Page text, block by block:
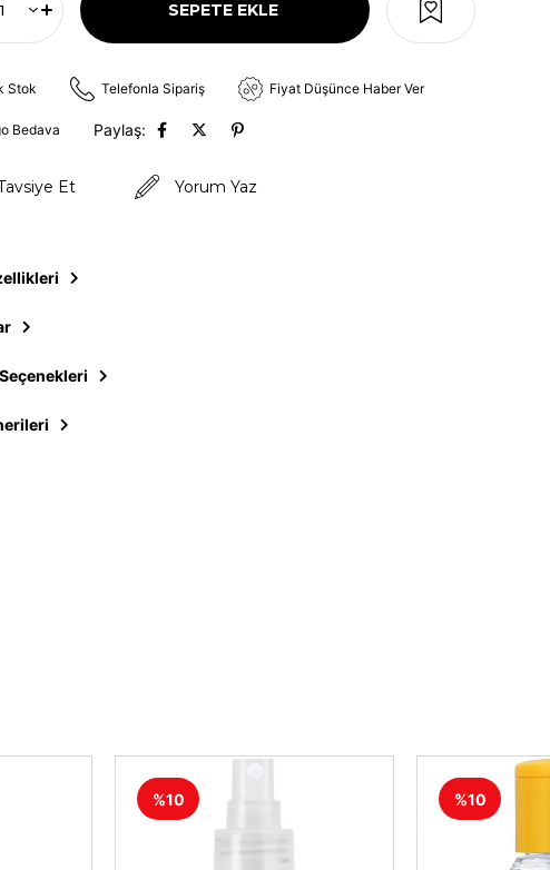
Stok Telefonla Sipariş Fiyat Düşünce Haber Ver
Bedava Paylaş:
Et Yorum Yaz
%10 %10